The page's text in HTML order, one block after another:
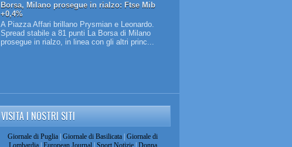
Borsa, Milano prosegue in rialzo: Ftse Mib
+0,4%
A Piazza Affari brillano Prysmian e Leonardo.
Spread stabile a 81 punti La Borsa di Milano
prosegue in rialzo, in linea con gli altri princ...
VISITA I NOSTRI SITI
Giornale di Puglia | Giornale di Basilicata | Giornale di
Lombardia| European Journal| Sport Notizie| Donna